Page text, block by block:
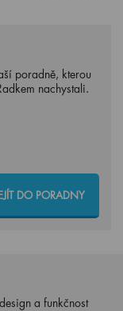
poradně, kterou
nachystali.
DO PORADNY
a funkčnost